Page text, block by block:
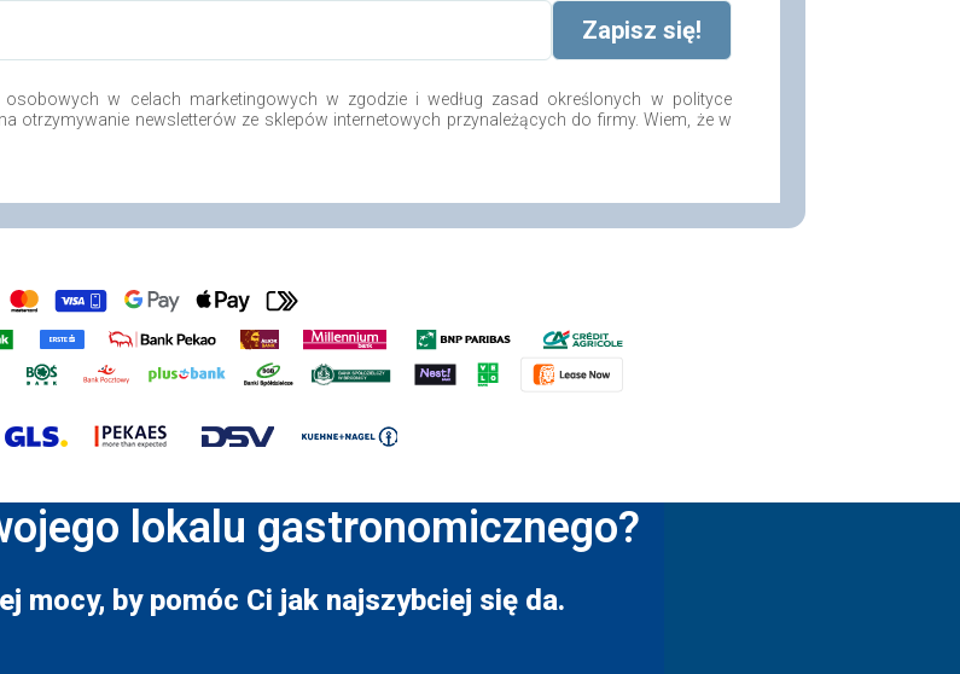
w celach marketingowych w zgodzie i według zasad określonych w polityce
otrzymywanie newsletterów ze sklepów internetowych przynależących do firmy. Wiem, że w
lokalu gastronomicznego?
mocy, by pomóc Ci jak najszybciej się da.